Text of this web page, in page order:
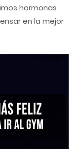
hormonas
en la mejor